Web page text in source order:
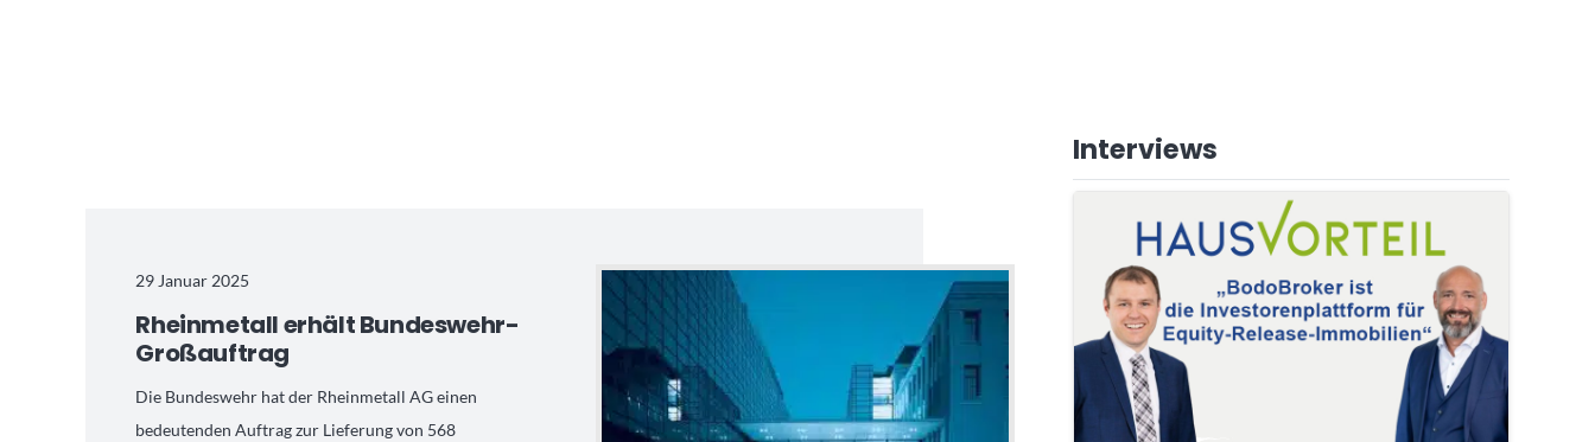
29 Januar 2025
Rheinmetall erhält Bundeswehr-
Großauftrag
Die Bundeswehr hat der Rheinmetall AG einen
bedeutenden Auftrag zur Lieferung von 568
Interviews